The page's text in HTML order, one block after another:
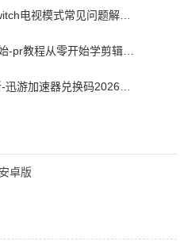
switch电视模式怎么调节音量-switch电视模式常见问题解决方案
pr视频剪辑教程新手入门从零开始-pr教程从零开始学剪辑全集免费
卓版